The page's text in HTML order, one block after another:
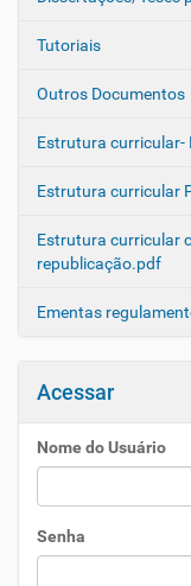
Tutoriais
Outros Documentos
Estrutura curricular-
Estrutura curricular
Estrutura curricular
republicação.pdf
Ementas
Acessar
Nome do Usuário
Senha